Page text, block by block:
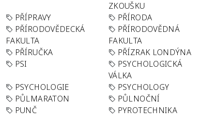
ZKOUŠKU
PŘÍPRAVY
PŘÍRODA
PŘÍRODOVĚDECKÁ
FAKULTA
PŘÍRODOVĚDNÁ
FAKULTA
PŘÍRUČKA
PŘÍZRAK LONDÝNA
PSI
PSYCHOLOGICKÁ
VÁLKA
PSYCHOLOGIE
PSYCHOLOGY
PŮLMARATON
PŮLNOČNÍ
PUNČ
PYROTECHNIKA